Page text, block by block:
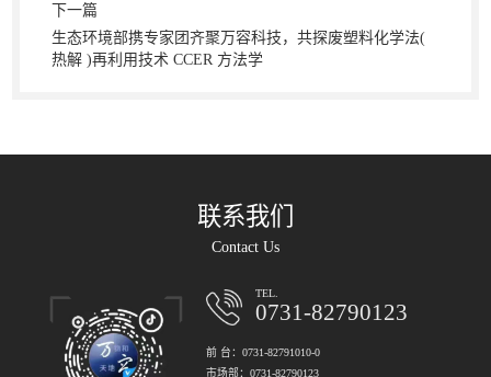
下一篇
生态环境部携专家团齐聚万容科技，共探废塑料化学法(
热解 )再利用技术 CCER 方法学
联系我们
Contact Us
TEL.
0731-82790123
前 台：0731-82791010-0
市场部：0731-82790123